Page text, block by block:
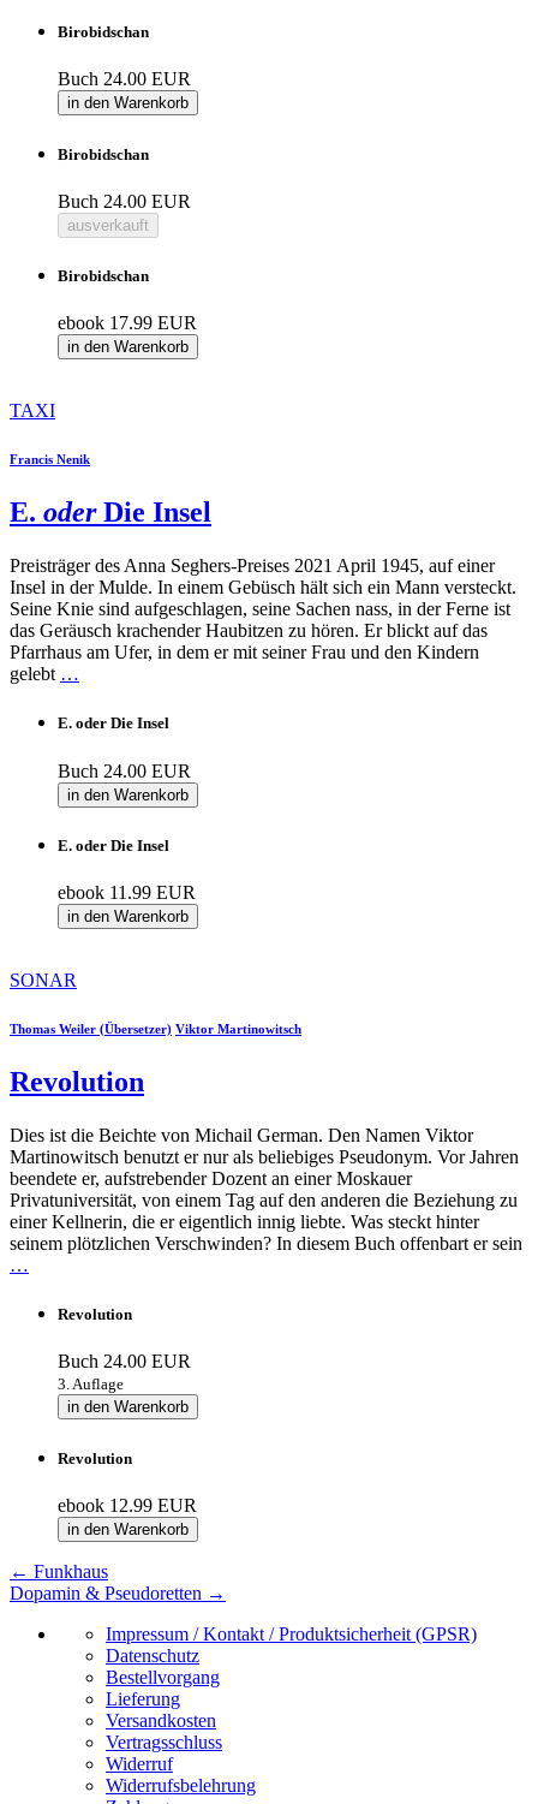
Birobidschan
Buch 24.00 EUR
in den Warenkorb
Birobidschan
Buch 24.00 EUR
ausverkauft
Birobidschan
ebook 17.99 EUR
in den Warenkorb
TAXI
Francis Nenik
E. oderDie Insel
Preisträger des Anna Seghers-Preises 2021 April 1945, auf einer
Insel in der Mulde. In einem Gebüsch hält sich ein Mann versteckt.
Seine Knie sind aufgeschlagen, seine Sachen nass, in der Ferne ist
das Geräusch krachender Haubitzen zu hören. Er blickt auf das
Pfarrhaus am Ufer, in dem er mit seiner Frau und den Kindern
gelebt …
E. oder Die Insel
Buch 24.00 EUR
in den Warenkorb
E. oder Die Insel
ebook 11.99 EUR
in den Warenkorb
SONAR
Thomas Weiler (Übersetzer) Viktor Martinowitsch
Revolution
Dies ist die Beichte von Michail German. Den Namen Viktor
Martinowitsch benutzt er nur als beliebiges Pseudonym. Vor Jahren
beendete er, aufstrebender Dozent an einer Moskauer
Privatuniversität, von einem Tag auf den anderen die Beziehung zu
einer Kellnerin, die er eigentlich innig liebte. Was steckt hinter
seinem plötzlichen Verschwinden? In diesem Buch offenbart er sein
…
Revolution
Buch 24.00 EUR
3. Auflage
in den Warenkorb
Revolution
ebook 12.99 EUR
in den Warenkorb
← Funkhaus
Dopamin & Pseudoretten →
Impressum / Kontakt / Produktsicherheit (GPSR)
Datenschutz
Bestellvorgang
Lieferung
Versandkosten
Vertragsschluss
Widerruf
Widerrufsbelehrung